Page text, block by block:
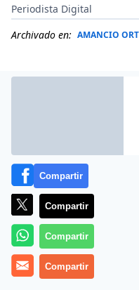
Periodista Digital
Archivado en: AMANCIO
Más información
Compartir
Compartir
Compartir
Compartir